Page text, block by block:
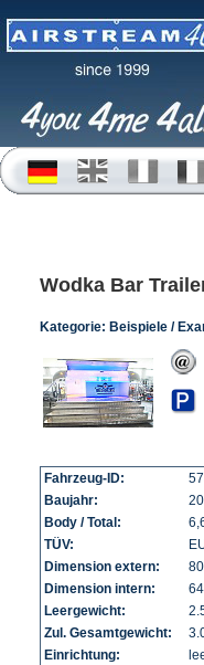
Wodka Bar
Kategorie: Beispiele /
Fahrzeug-ID:
Baujahr:
Body / Total:
TÜV:
Dimension extern:
Dimension intern:
Leergewicht:
Zul. Gesamtgewicht:
Einrichtung: